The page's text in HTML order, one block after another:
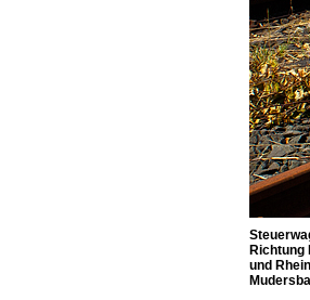
Richtung
und